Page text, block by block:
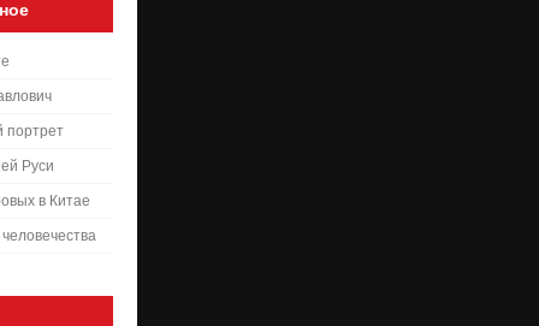
портрет
Руси
в Китае